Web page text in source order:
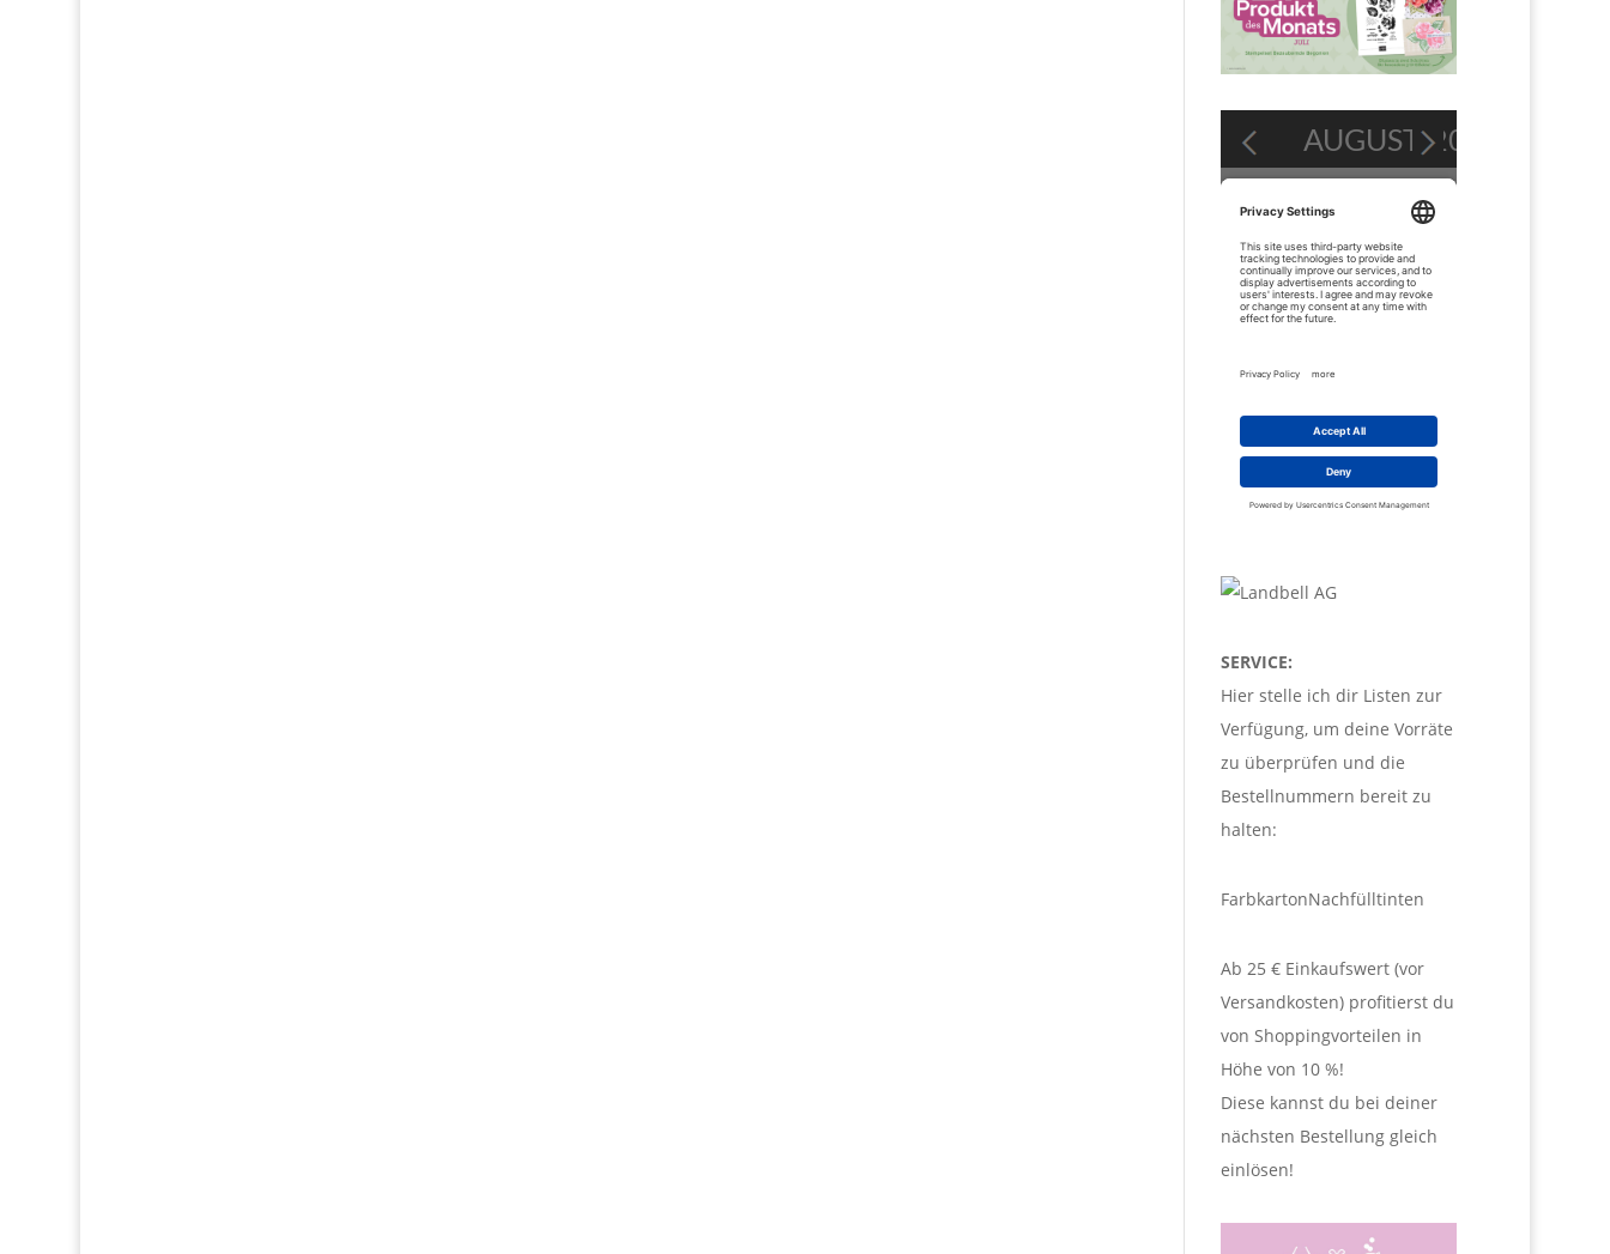
SERVICE:
Hier stelle ich dir Listen zur
Verfügung, um deine Vorräte
zu überprüfen und die
Bestellnummern bereit zu
halten:
FarbkartonNachfülltinten
Ab 25 € Einkaufswert (vor
Versandkosten) profitierst du
von Shoppingvorteilen in
Höhe von 10 %!
Diese kannst du bei deiner
nächsten Bestellung gleich
einlösen!